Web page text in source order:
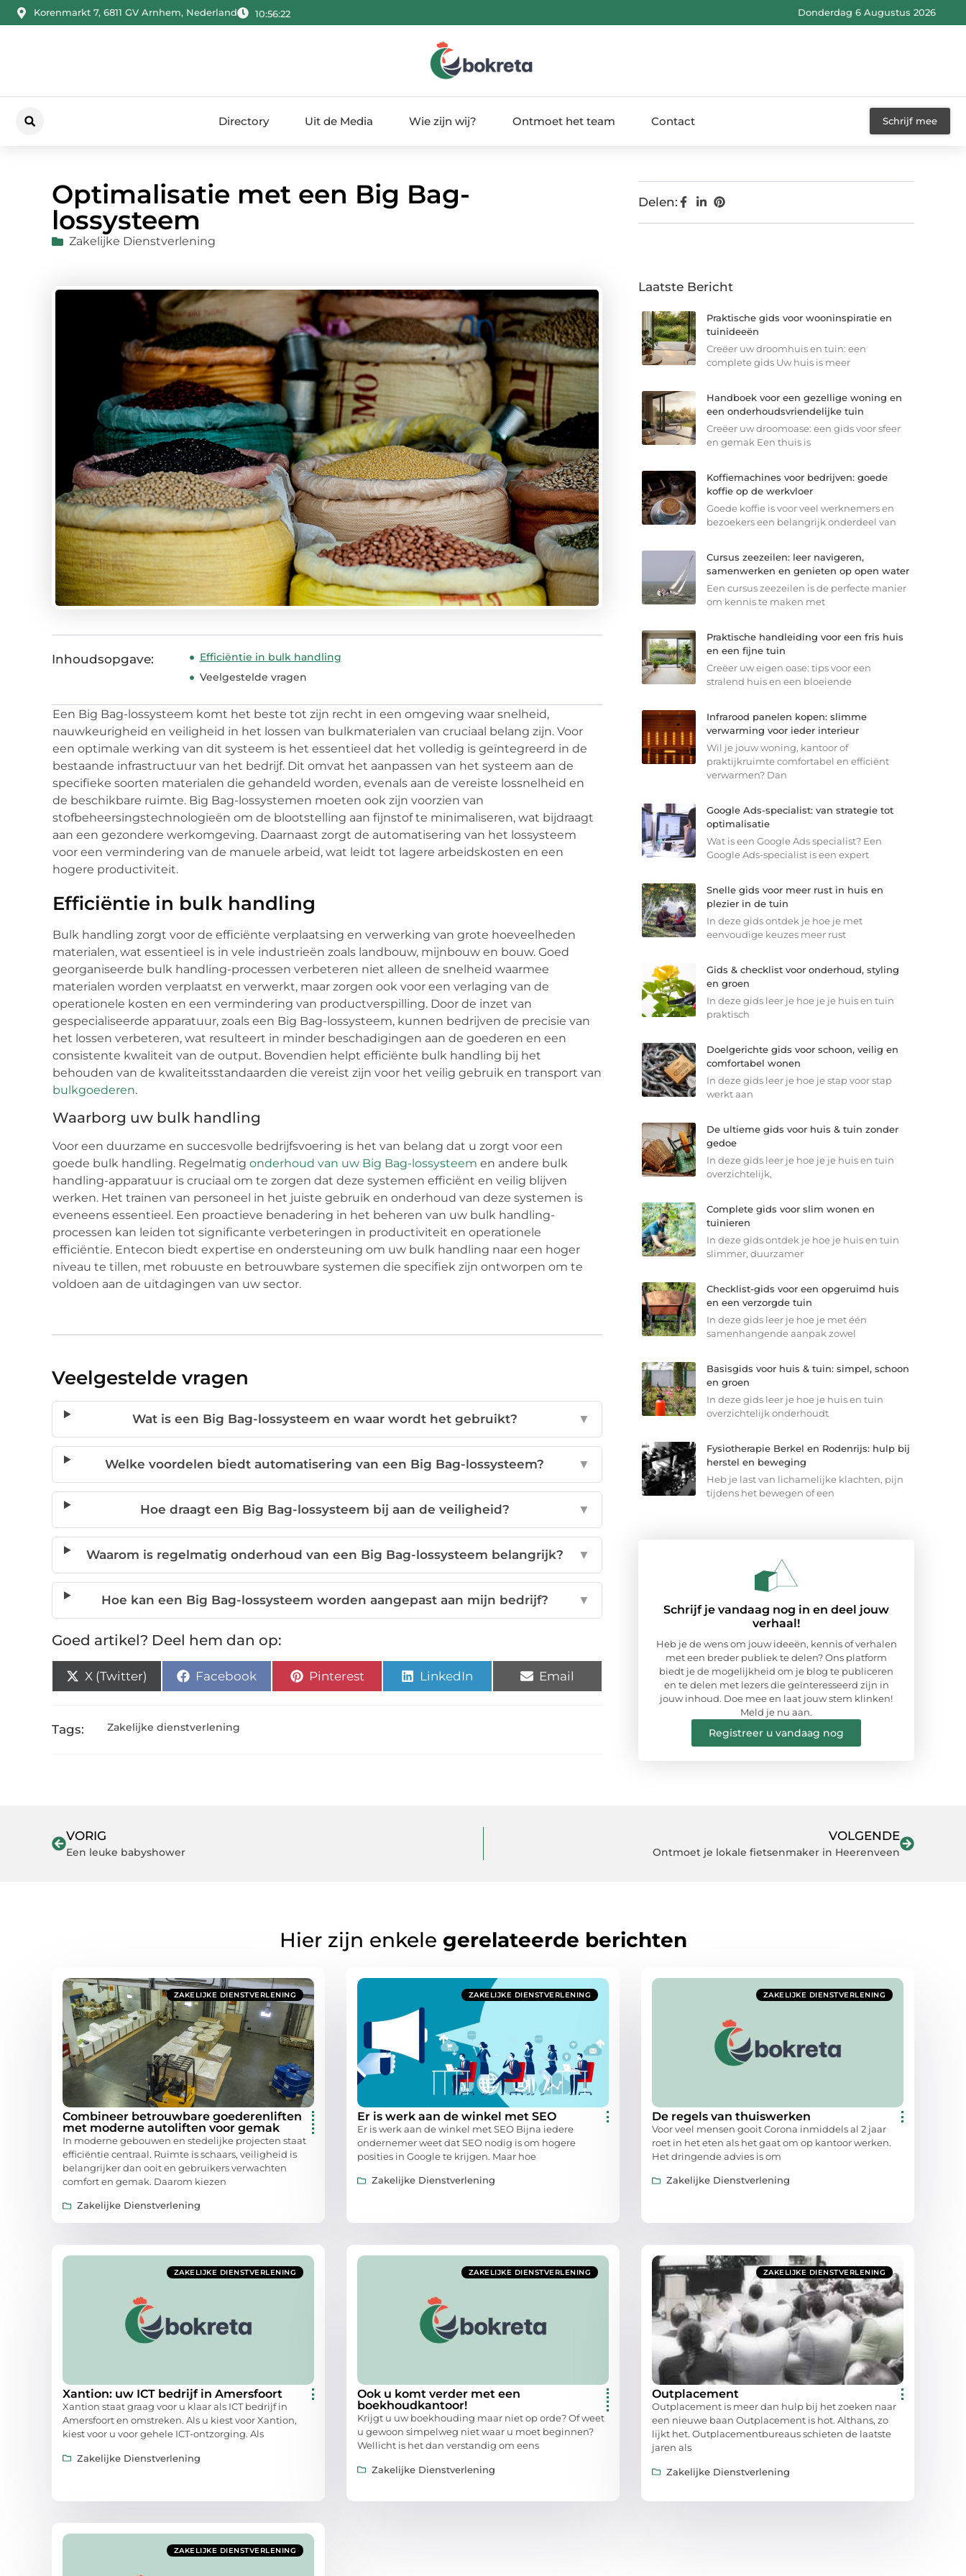
Korenmarkt 7, 6811 GV Arnhem, Nederland 10:56:23 Donderdag 6 Augustus 2026
Directory Uit de Media Wie zijn wij? Ontmoet het team Contact Schrijf mee
Optimalisatie met een Big Bag-
lossysteem
Zakelijke Dienstverlening
Inhoudsopgave:
Efficiëntie in bulk handling
Veelgestelde vragen
Een Big Bag-lossysteem komt het beste tot zijn recht in een omgeving waar snelheid,
nauwkeurigheid en veiligheid in het lossen van bulkmaterialen van cruciaal belang zijn. Voor
een optimale werking van dit systeem is het essentieel dat het volledig is geïntegreerd in de
bestaande infrastructuur van het bedrijf. Dit omvat het aanpassen van het systeem aan de
specifieke soorten materialen die gehandeld worden, evenals aan de vereiste lossnelheid en
de beschikbare ruimte. Big Bag-lossystemen moeten ook zijn voorzien van
stofbeheersingstechnologieën om de blootstelling aan fijnstof te minimaliseren, wat bijdraagt
aan een gezondere werkomgeving. Daarnaast zorgt de automatisering van het lossysteem
voor een vermindering van de manuele arbeid, wat leidt tot lagere arbeidskosten en een
hogere productiviteit.
Efficiëntie in bulk handling
Bulk handling zorgt voor de efficiënte verplaatsing en verwerking van grote hoeveelheden
materialen, wat essentieel is in vele industrieën zoals landbouw, mijnbouw en bouw. Goed
georganiseerde bulk handling-processen verbeteren niet alleen de snelheid waarmee
materialen worden verplaatst en verwerkt, maar zorgen ook voor een verlaging van de
operationele kosten en een vermindering van productverspilling. Door de inzet van
gespecialiseerde apparatuur, zoals een Big Bag-lossysteem, kunnen bedrijven de precisie van
het lossen verbeteren, wat resulteert in minder beschadigingen aan de goederen en een
consistente kwaliteit van de output. Bovendien helpt efficiënte bulk handling bij het
behouden van de kwaliteitsstandaarden die vereist zijn voor het veilig gebruik en transport van
bulkgoederen.
Waarborg uw bulk handling
Voor een duurzame en succesvolle bedrijfsvoering is het van belang dat u zorgt voor een
goede bulk handling. Regelmatig onderhoud van uw Big Bag-lossysteem en andere bulk
handling-apparatuur is cruciaal om te zorgen dat deze systemen efficiënt en veilig blijven
werken. Het trainen van personeel in het juiste gebruik en onderhoud van deze systemen is
eveneens essentieel. Een proactieve benadering in het beheren van uw bulk handling-
processen kan leiden tot significante verbeteringen in productiviteit en operationele
efficiëntie. Entecon biedt expertise en ondersteuning om uw bulk handling naar een hoger
niveau te tillen, met robuuste en betrouwbare systemen die specifiek zijn ontworpen om te
voldoen aan de uitdagingen van uw sector.
Veelgestelde vragen
Wat is een Big Bag-lossysteem en waar wordt het gebruikt? ▼
Welke voordelen biedt automatisering van een Big Bag-lossysteem? ▼
Hoe draagt een Big Bag-lossysteem bij aan de veiligheid? ▼
Waarom is regelmatig onderhoud van een Big Bag-lossysteem belangrijk? ▼
Hoe kan een Big Bag-lossysteem worden aangepast aan mijn bedrijf? ▼
Goed artikel? Deel hem dan op:
X (Twitter) Facebook Pinterest LinkedIn Email
Tags: Zakelijke dienstverlening
Delen:
Laatste Bericht
Praktische gids voor wooninspiratie en
tuinideeën
Creëer uw droomhuis en tuin: een
complete gids Uw huis is meer
Handboek voor een gezellige woning en
een onderhoudsvriendelijke tuin
Creëer uw droomoase: een gids voor sfeer
en gemak Een thuis is
Koffiemachines voor bedrijven: goede
koffie op de werkvloer
Goede koffie is voor veel werknemers en
bezoekers een belangrijk onderdeel van
Cursus zeezeilen: leer navigeren,
samenwerken en genieten op open water
Een cursus zeezeilen is de perfecte manier
om kennis te maken met
Praktische handleiding voor een fris huis
en een fijne tuin
Creëer uw eigen oase: tips voor een
stralend huis en een bloeiende
Infrarood panelen kopen: slimme
verwarming voor ieder interieur
Wil je jouw woning, kantoor of
praktijkruimte comfortabel en efficiënt
verwarmen? Dan
Google Ads-specialist: van strategie tot
optimalisatie
Wat is een Google Ads specialist? Een
Google Ads-specialist is een expert
Snelle gids voor meer rust in huis en
plezier in de tuin
In deze gids ontdek je hoe je met
eenvoudige keuzes meer rust
Gids & checklist voor onderhoud, styling
en groen
In deze gids leer je hoe je je huis en tuin
praktisch
Doelgerichte gids voor schoon, veilig en
comfortabel wonen
In deze gids leer je hoe je stap voor stap
werkt aan
De ultieme gids voor huis & tuin zonder
gedoe
In deze gids leer je hoe je je huis en tuin
overzichtelijk,
Complete gids voor slim wonen en
tuinieren
In deze gids ontdek je hoe je huis en tuin
slimmer, duurzamer
Checklist-gids voor een opgeruimd huis
en een verzorgde tuin
In deze gids leer je hoe je met één
samenhangende aanpak zowel
Basisgids voor huis & tuin: simpel, schoon
en groen
In deze gids leer je hoe je huis en tuin
overzichtelijk onderhoudt
Fysiotherapie Berkel en Rodenrijs: hulp bij
herstel en beweging
Heb je last van lichamelijke klachten, pijn
tijdens het bewegen of een
Schrijf je vandaag nog in en deel jouw
verhaal!
Heb je de wens om jouw ideeën, kennis of verhalen
met een breder publiek te delen? Ons platform
biedt je de mogelijkheid om je blog te publiceren
en te delen met lezers die geïnteresseerd zijn in
jouw inhoud. Doe mee en laat jouw stem klinken!
Meld je nu aan.
Registreer u vandaag nog
VORIG
Een leuke babyshower
VOLGENDE
Ontmoet je lokale fietsenmaker in Heerenveen
Hier zijn enkele gerelateerde berichten
ZAKELIJKE DIENSTVERLENING
Combineer betrouwbare goederenliften
met moderne autoliften voor gemak
In moderne gebouwen en stedelijke projecten staat
efficiëntie centraal. Ruimte is schaars, veiligheid is
belangrijker dan ooit en gebruikers verwachten
comfort en gemak. Daarom kiezen
Zakelijke Dienstverlening
ZAKELIJKE DIENSTVERLENING
Er is werk aan de winkel met SEO
Er is werk aan de winkel met SEO Bijna iedere
ondernemer weet dat SEO nodig is om hogere
posities in Google te krijgen. Maar hoe
Zakelijke Dienstverlening
ZAKELIJKE DIENSTVERLENING
De regels van thuiswerken
Voor veel mensen gooit Corona inmiddels al 2 jaar
roet in het eten als het gaat om op kantoor werken.
Het dringende advies is om
Zakelijke Dienstverlening
ZAKELIJKE DIENSTVERLENING
Xantion: uw ICT bedrijf in Amersfoort
Xantion staat graag voor u klaar als ICT bedrijf in
Amersfoort en omstreken. Als u kiest voor Xantion,
kiest voor u voor gehele ICT-ontzorging. Als
Zakelijke Dienstverlening
ZAKELIJKE DIENSTVERLENING
Ook u komt verder met een
boekhoudkantoor!
Krijgt u uw boekhouding maar niet op orde? Of weet
u gewoon simpelweg niet waar u moet beginnen?
Wellicht is het dan verstandig om eens
Zakelijke Dienstverlening
ZAKELIJKE DIENSTVERLENING
Outplacement
Outplacement is meer dan hulp bij het zoeken naar
een nieuwe baan Outplacement is hot. Althans, zo
lijkt het. Outplacementbureaus schieten de laatste
jaren als
Zakelijke Dienstverlening
ZAKELIJKE DIENSTVERLENING